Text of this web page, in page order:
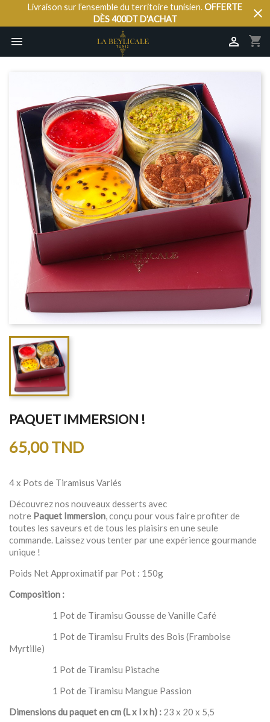
Livraison sur l’ensemble du territoire tunisien.OFFERTE
DÈS 400DT D'ACHAT
close

shopping_cart

PAQUET IMMERSION !
65,00 TND
4 x Pots de Tiramisus Variés
Découvrez nos nouveaux desserts avec
notre Paquet Immersion, conçu pour vous faire profiter de
toutes les saveurs et de tous les plaisirs en une seule
commande. Laissez vous tenter par une expérience gourmande
unique !
Poids Net Approximatif par Pot : 150g
Composition :
1 Pot de Tiramisu Gousse de Vanille Café
1 Pot de Tiramisu Fruits des Bois (Framboise
Myrtille)
1 Pot de Tiramisu Pistache
1 Pot de Tiramisu Mangue Passion
Dimensions du paquet en cm (L x l x h) : 23 x 20 x 5,5